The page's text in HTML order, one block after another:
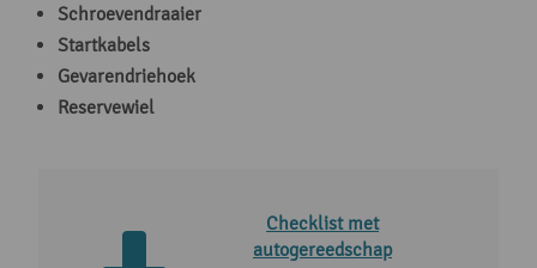
Schroevendraaier
Startkabels
Gevarendriehoek
Reservewiel
Checklist met
autogereedschap